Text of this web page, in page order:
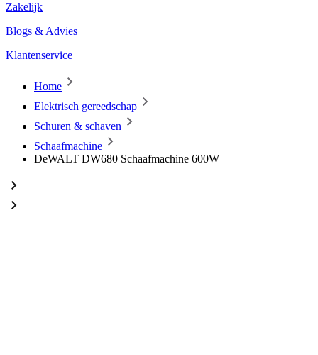
Zakelijk
Blogs & Advies
Klantenservice
Home
Elektrisch gereedschap
Schuren & schaven
Schaafmachine
DeWALT DW680 Schaafmachine 600W